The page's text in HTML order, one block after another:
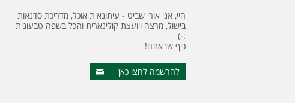
היי, אני אורי שביט - עיתונאית אוכל, מדריכת סדנאות
בישול, מרצה ויועצת קולינארית והכל בשפה טבעונית
:-)
כיף שבאתם!
להרשמה לחצו כאן